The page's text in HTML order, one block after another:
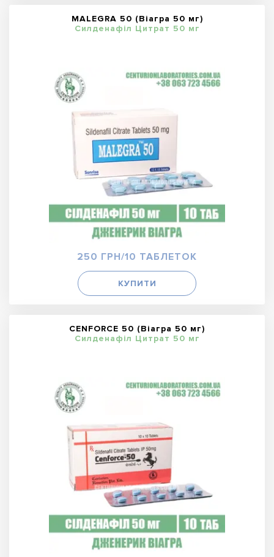
MALEGRA 50 (Віагра 50 мг)
Силденафіл Цитрат 50 мг
250 ГРН/10 ТАБЛЕТОК
КУПИТИ
CENFORCE 50 (Віагра 50 мг)
Силденафіл Цитрат 50 мг